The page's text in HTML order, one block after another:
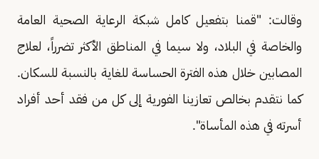
وقالت: "قمنا بتفعيل كامل شبكة الرعاية الصحية العامة
والخاصة في البلاد، ولا سيما في المناطق الأكثر تضرراً، لعلاج
المصابين خلال هذه الفترة الحساسة للغاية بالنسبة للسكان.
كما نتقدم بخالص تعازينا الفورية إلى كل من فقد أحد أفراد
أسرته في هذه المأساة".